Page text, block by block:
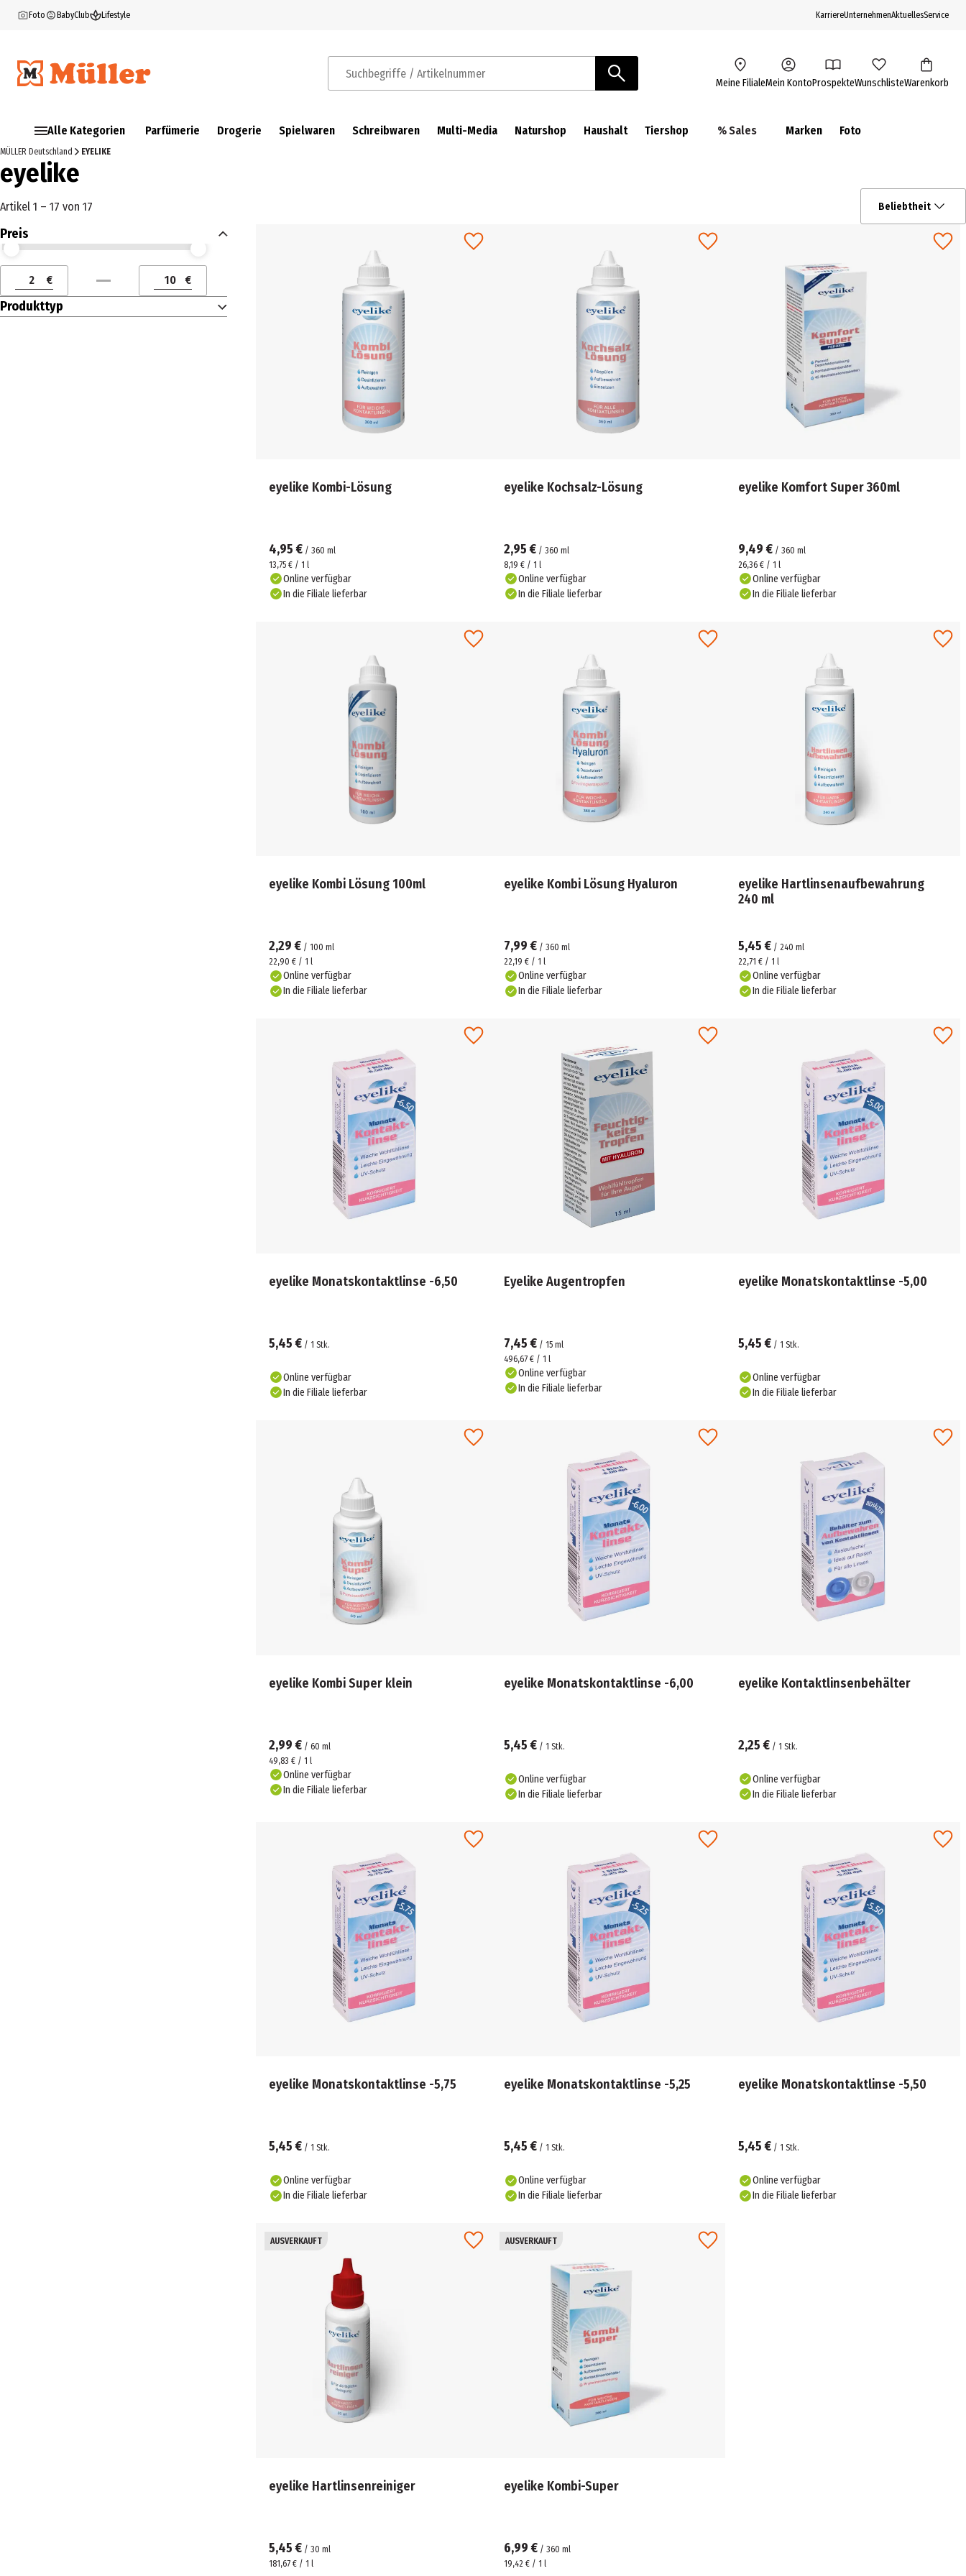
Foto BabyClub Lifestyle KarriereUnternehmenAktuellesService
Suchbegriffe / Artikelnummer Meine FilialeMein KontoProspekteWunschlisteWarenkorb
Alle Kategorien Parfümerie Drogerie Spielwaren Schreibwaren Multi-Media Naturshop Haushalt Tiershop % Sales Marken Foto
MÜLLER Deutschland EYELIKE
eyelike
Artikel 1 – 17 von 17 Beliebtheit
Preis
Preis (€) ab
Preis (€) bis
Preis (€) ab
€
Preis (€) bis
€
Produkttyp
eyelike Kombi-Lösung
4,95 € / 360 ml
13,75 € / 1 l
Online verfügbar
In die Filiale lieferbar
eyelike Kochsalz-Lösung
2,95 €/ 360 ml
8,19 € / 1 l
Online verfügbar
In die Filiale lieferbar
eyelike Komfort Super 360ml
9,49 € /360 ml
26,36 € / 1 l
Online verfügbar
In die Filiale lieferbar
eyelike Kombi Lösung 100ml
2,29 € / 100 ml
22,90 € / 1 l
Online verfügbar
In die Filiale lieferbar
eyelike Kombi Lösung Hyaluron
7,99 €/ 360 ml
22,19 € / 1 l
Online verfügbar
In die Filiale lieferbar
eyelike Hartlinsenaufbewahrung
240 ml
5,45 € /240 ml
22,71 € / 1 l
Online verfügbar
In die Filiale lieferbar
eyelike Monatskontaktlinse -6,50
5,45 € / 1 Stk.
Online verfügbar
In die Filiale lieferbar
Eyelike Augentropfen
7,45 €/ 15 ml
496,67 € / 1 l
Online verfügbar
In die Filiale lieferbar
eyelike Monatskontaktlinse -5,00
5,45 € / 1 Stk.
Online verfügbar
In die Filiale lieferbar
eyelike Kombi Super klein
2,99 € / 60 ml
49,83 € / 1 l
Online verfügbar
In die Filiale lieferbar
eyelike Monatskontaktlinse -6,00
5,45 €/ 1 Stk.
Online verfügbar
In die Filiale lieferbar
eyelike Kontaktlinsenbehälter
2,25 € / 1 Stk.
Online verfügbar
In die Filiale lieferbar
eyelike Monatskontaktlinse -5,75
5,45 € / 1 Stk.
Online verfügbar
In die Filiale lieferbar
eyelike Monatskontaktlinse -5,25
5,45 €/ 1 Stk.
Online verfügbar
In die Filiale lieferbar
eyelike Monatskontaktlinse -5,50
5,45 € / 1 Stk.
Online verfügbar
In die Filiale lieferbar
AUSVERKAUFT
eyelike Hartlinsenreiniger
5,45 € / 30 ml
181,67 € / 1 l
AUSVERKAUFT
eyelike Kombi-Super
6,99 €/ 360 ml
19,42 € / 1 l